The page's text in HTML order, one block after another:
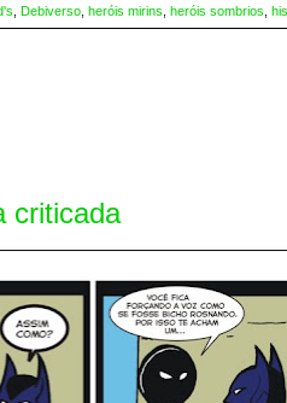
Debiverso heróis mirins heróis sombrios
criticada